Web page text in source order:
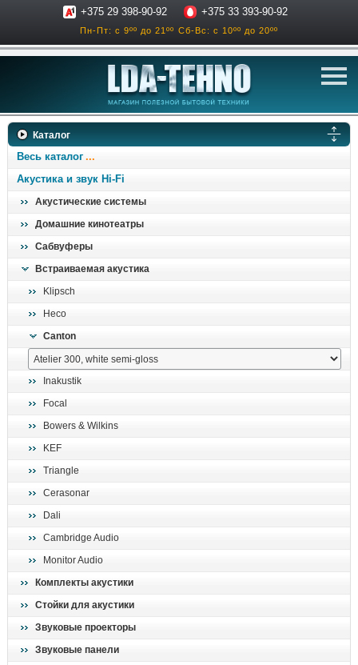
+375 29 398-90-92 +375 33 393-90-92
Пн-Пт: с 9ºº до 21ºº Сб-Вс: с 10ºº до 20ºº
телевизоры
ресиверы, усилители
проигрыватели
поиск
Каталог
Весь каталог
Акустика и звук Hi-Fi
Акустические системы
Домашние кинотеатры
Сабвуферы
Встраиваемая акустика
Klipsch
Heco
Canton
Inakustik
Focal
Bowers & Wilkins
KEF
Triangle
Cerasonar
Dali
Cambridge Audio
Monitor Audio
Комплекты акустики
Стойки для акустики
Звуковые проекторы
Звуковые панели